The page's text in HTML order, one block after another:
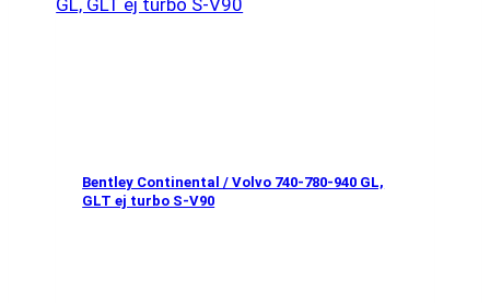
Bentley Continental / Volvo 740-780-940 GL,
GLT ej turbo S-V90